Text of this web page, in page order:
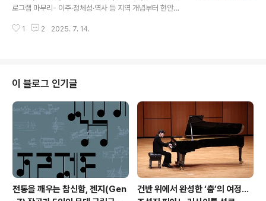
함)주 최(재)평택시문화재단주 관사단법인 국제아동청소
년연극협회 한국본부(아시테지)예 매인터파크 1544-155
5문 의031-8053-3511 (https:/..
로그램 마무리- 이주·정체성·역사 등 지역 개념부터 현안들
간 총 8천여 명의 관객들이 함께 참여 [플레이뉴스 문성식
3편, 전시 1개, 강연 8회를 선보이며, 총 8천여 명의 관객
들과 함께 지역의 개념부터 현안들까지 다양한 관점으로
이야기하며 우리 사회가 마주한 동시대를 들여다보았다.
▲공연은 연극 '생추어리 시티', '엔들링스', 뮤지컬 '광장시
장'을 선보이며 4천 5백여 명의 관객들과 만났다. ..
1 2 2025. 7. 14.
이 블로그 인기글
전통을 깨우는 참신함, 젠지(Gen
건반 위에서 완성한 ‘춤’의 여정…